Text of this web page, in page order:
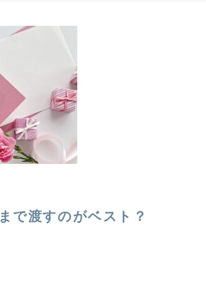
で渡すのがベスト？